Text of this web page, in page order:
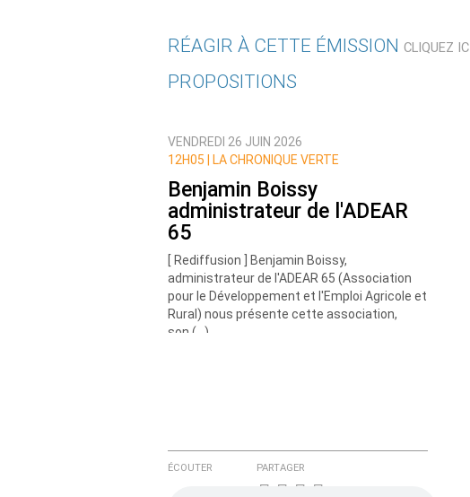
RÉAGIR À CETTE ÉMISSION CLIQUEZ ICI
Nom
Courriel (non publié)
Ajoutez votre commentaire ici
PROPOSITIONS
VENDREDI 26 JUIN 2026
12H05 |
LA CHRONIQUE VERTE
Benjamin Boissy
administrateur de l'ADEAR
65
[ Rediffusion ] Benjamin Boissy,
administrateur de l'ADEAR 65 (Association
pour le Développement et l'Emploi Agricole et
Rural) nous présente cette association,
son (…)
ÉCOUTER PARTAGER